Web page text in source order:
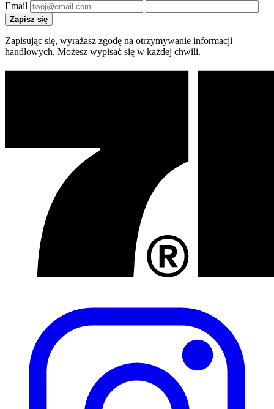
Email
Zapisz się
Zapisując się, wyrażasz zgodę na otrzymywanie informacji
handlowych. Możesz wypisać się w każdej chwili.